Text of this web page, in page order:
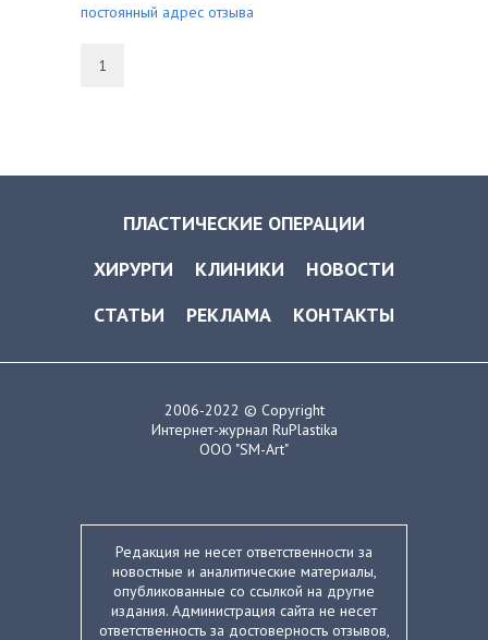
постоянный адрес отзыва
1
ПЛАСТИЧЕСКИЕ ОПЕРАЦИИ
ХИРУРГИ
КЛИНИКИ
НОВОСТИ
СТАТЬИ
РЕКЛАМА КОНТАКТЫ
2006-2022 © Copyright
Интернет-журнал RuPlastika
ООО "SM-Art"
Редакция не несет ответственности за
новостные и аналитические материалы,
опубликованные со ссылкой на другие
издания. Администрация сайта не несет
ответственность за достоверность отзывов,